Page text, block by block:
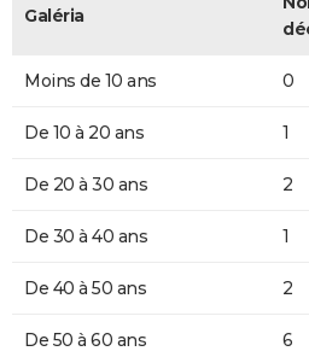
Galéria
Moins de 10 ans 0
De 10 à 20 ans 1
De 20 à 30 ans 2
De 30 à 40 ans 1
De 40 à 50 ans 2
De 50 à 60 ans 6